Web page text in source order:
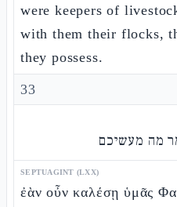
were keepers of
with them their flocks,
they possess.
33
מה מעשיכם
SEPTUAGINT (LXX)
ἐὰν οὖν καλέσῃ ὑμᾶς